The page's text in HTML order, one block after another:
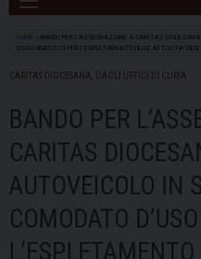
HOME
BANDO PER L’ASSEGNAZIONE A CARITAS
D’USO GRATUITO PER L’ESPLETAMENTO DELLE ATTIVITA’ DEGLI
CARITAS DIOCESANA DAGLI UFFICI DI CURIA
BANDO PER
CARITAS
AUTOVEICOLO IN
COMODATO